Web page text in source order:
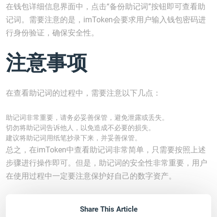
在钱包详细信息界面中，点击“备份助记词”按钮即可查看助
记词。需要注意的是，imToken会要求用户输入钱包密码进
行身份验证，确保安全性。
注意事项
在查看助记词的过程中，需要注意以下几点：
助记词非常重要，请务必妥善保管，避免泄露或丢失。
切勿将助记词告诉他人，以免造成不必要的损失。
建议将助记词用纸笔抄录下来，并妥善保管。
总之，在imToken中查看助记词非常简单，只需要按照上述
步骤进行操作即可。但是，助记词的安全性非常重要，用户
在使用过程中一定要注意保护好自己的数字资产。
Share This Article